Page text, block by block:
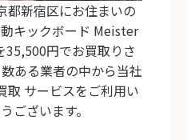
都新宿区にお住まいの
キックボード Meister
35,500円でお買取りさ
ある業者の中から当社
取 サービスをご利用い
ございます。